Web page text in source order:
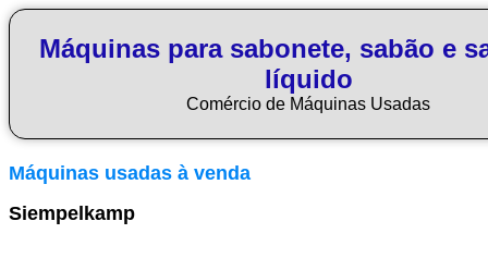
Máquinas para sabonete, sabão e
líquido
Comércio de Máquinas Usadas
Máquinas usadas à venda
Siempelkamp